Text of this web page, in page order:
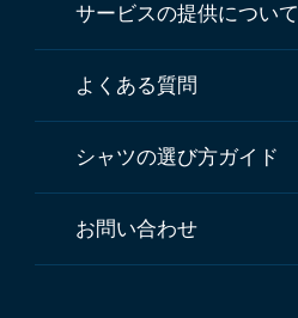
サービスの提供について
よくある質問
シャツの選び方ガイド
お問い合わせ